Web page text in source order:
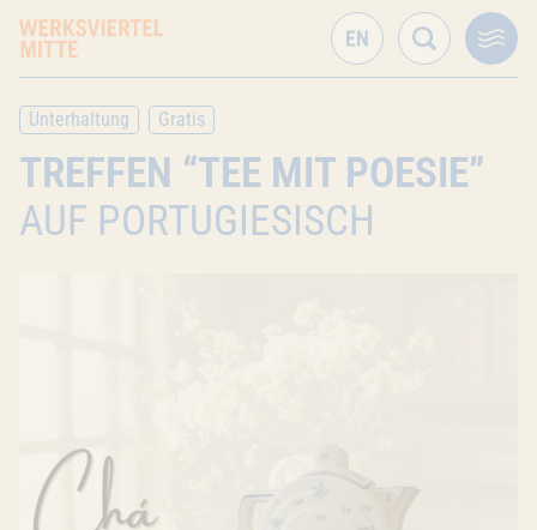
Unterhaltung Gratis
TREFFEN “TEE MIT POESIE”
AUF PORTUGIESISCH